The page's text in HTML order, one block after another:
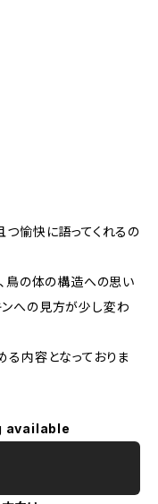
つ愉快に語ってくれるの
鳥の体の構造への思い
への見方が少し変わ
る内容となっておりま
available